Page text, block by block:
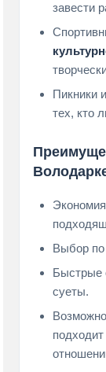
завести
Пикники
тех, кто
Выбор по
Быстрые
суеты.